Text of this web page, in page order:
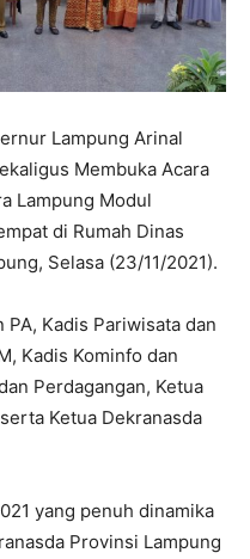
Lampung Arinal
Membuka Acara
Lampung Modul
di Rumah Dinas
Selasa (23/11/2021).
PA, Kadis Pariwisata dan
Kadis Kominfo dan
Perdagangan, Ketua
Ketua Dekranasda
yang penuh dinamika
Provinsi Lampung